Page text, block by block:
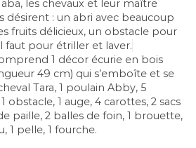
les chevaux et leur maître
désirent : un abri avec beaucoup
fruits délicieux, un obstacle pour
faut pour étriller et laver.
1 décor écurie en bois
49 cm) qui s’emboîte et se
Tara, 1 poulain Abby, 5
obstacle, 1 auge, 4 carottes, 2 sacs
paille, 2 balles de foin, 1 brouette,
1 pelle, 1 fourche.